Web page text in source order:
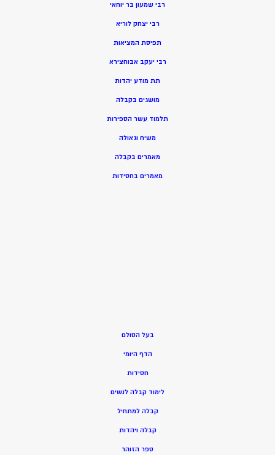
רבי שמעון בר יוחאי
רבי יצחק לוריא
תפיסת המציאות
רבי יעקב אבוחצירא
תת מודע יהדות
מושגים בקבלה
תלמוד עשר הספירות
משיח וגאולה
מאמרים בקבלה
מאמרים בחסידות
בעל הסולם
הדף היומי
חסידות
לימוד קבלה לנשים
קבלה למתחיל
קבלה ויהדות
ספר הזוהר